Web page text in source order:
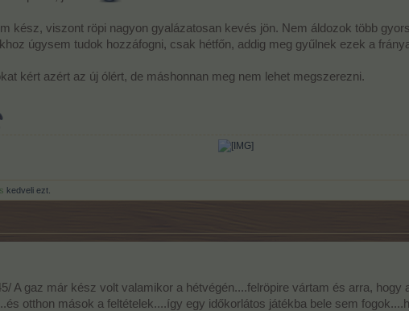
kész, viszont röpi nagyon gyalázatosan kevés jön. Nem áldozok több
úgysem tudok hozzáfogni, csak hétfőn, addig meg gyűlnek ezek a
kért azért az új ólért, de máshonnan meg nem lehet megszerezni.
​
kedveli ezt.
A gaz már kész volt valamikor a hétvégén....felröpire vártam és arra, hogy
otthon mások a feltételek....így egy időkorlátos játékba bele sem